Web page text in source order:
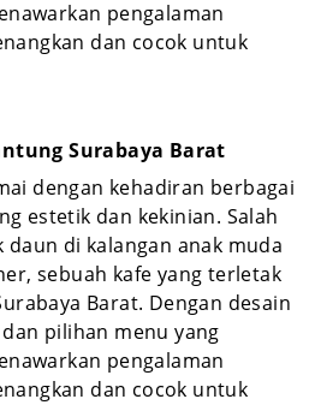
pengalaman
dan cocok untuk
Surabaya Barat
dengan kehadiran berbagai
estetik dan kekinian. Salah
daun di kalangan anak muda
sebuah kafe yang terletak
Barat. Dengan desain
pilihan menu yang
pengalaman
dan cocok untuk